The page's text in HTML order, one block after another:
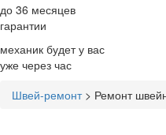
до 36 месяцев
гарантии
механик будет у вас
уже через час
Швей-ремонт> Ремонт